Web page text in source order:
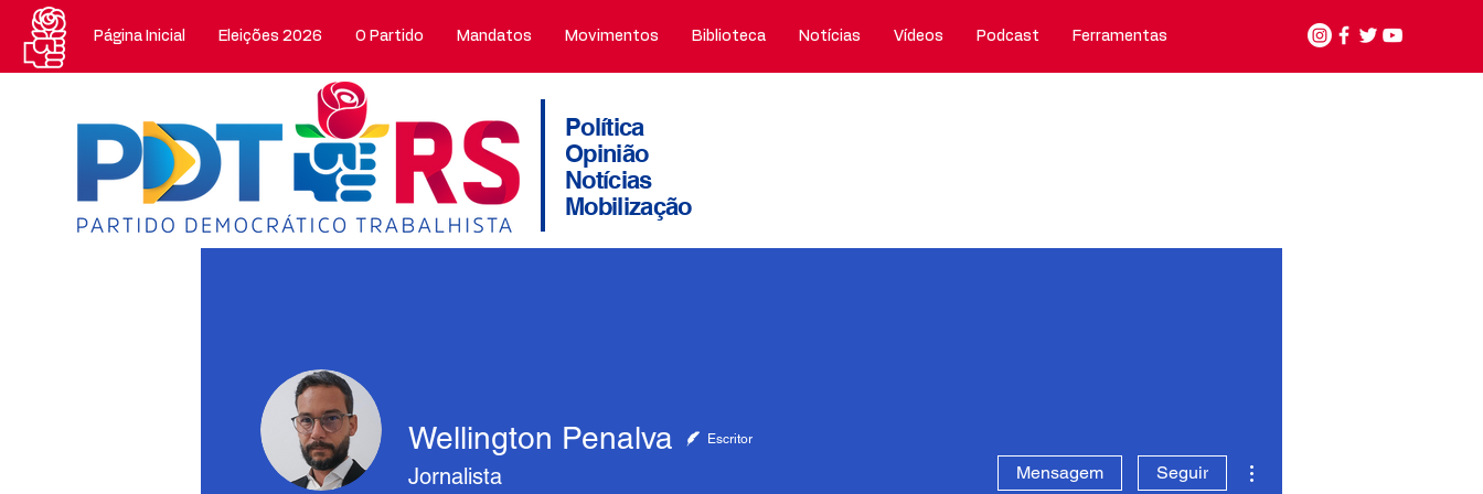
Página Inicial Eleições 2026 O Partido Mandatos Movimentos Biblioteca Notícias Vídeos Podcast Ferramentas Nosso jeito de fazer Contato
Política
Opinião
Notícias
Mobilização
Wellington Penalva Escritor
Jornalista Mensagem Seguir